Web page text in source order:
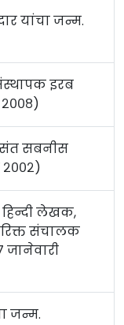
यांचा जन्म.
इरब
सबनीस
२००२)
लेखक,
संचालक
जन्म.